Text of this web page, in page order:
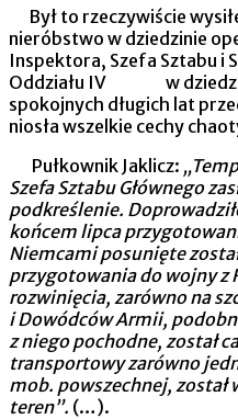
Był to rzeczywiście
nieróbstwo w dziedzinie
Inspektora, Szefa Sztabu i
Oddziału IV w
spokojnych dłu­gich lat
niosła wszelkie cechy
Pułkownik Jaklicz:
Szefa Sztabu Głównego
podkreślenie.
końcem lipca
Niemcami posunięte
przygotowania do wojny z
rozwinięcia, zarówno na
i Dowódców Armii,
z niego pochodne, został
transportowy zarówno
mob. powszechnej, został
teren”. (…).